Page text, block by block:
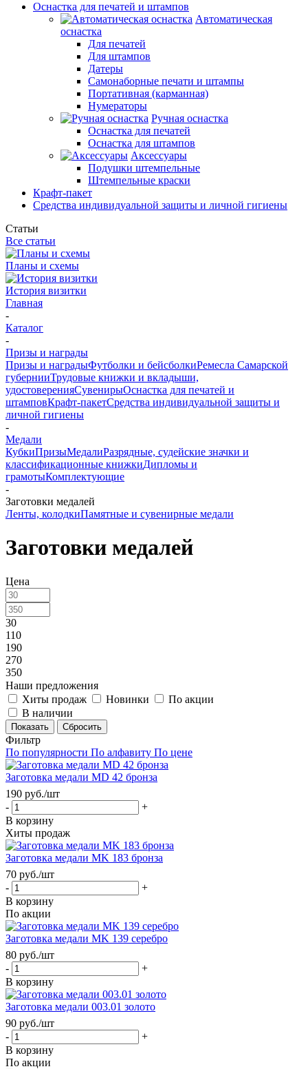
Оснастка для печатей и штампов
Автоматическая
оснастка
Для печатей
Для штампов
Датеры
Самонаборные печати и штампы
Портативная (карманная)
Нумераторы
Ручная оснастка
Оснастка для печатей
Оснастка для штампов
Аксессуары
Подушки штемпельные
Штемпельные краски
Крафт-пакет
Средства индивидуальной защиты и личной гигиены
Статьи
Все статьи
Планы и схемы
История визитки
Главная
-
Каталог
-
Призы и награды
Призы и наградыФутболки и бейсболкиРемесла Самарской
губернииТрудовые книжки и вкладыши,
удостоверенияСувенирыОснастка для печатей и
штамповКрафт-пакетСредства индивидуальной защиты и
личной гигиены
-
Медали
КубкиПризыМедалиРазрядные, судейские значки и
классификационные книжкиДипломы и
грамотыКомплектующие
-
Заготовки медалей
Ленты, колодкиПамятные и сувенирные медали
Заготовки медалей
Цена
30
110
190
270
350
Наши предложения
Хиты продаж
Новинки
По акции
В наличии
Сбросить
Фильтр
По популярности По алфавиту По цене
Заготовка медали MD 42 бронза
190 руб./шт
-
+
В корзину
Хиты продаж
Заготовка медали MK 183 бронза
70 руб./шт
-
+
В корзину
По акции
Заготовка медали MK 139 серебро
80 руб./шт
-
+
В корзину
Заготовка медали 003.01 золото
90 руб./шт
-
+
В корзину
По акции